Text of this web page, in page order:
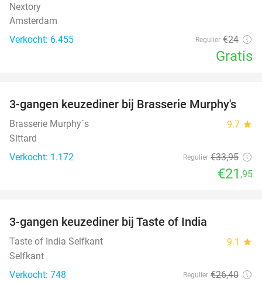
Nextory
Amsterdam
Verkocht: 6.455
Regulier €24
Gratis
35%
3-gangen keuzediner bij Brasserie Murphy's
Brasserie Murphy´s 9.7 star
Sittard
Verkocht: 1.172
Regulier €33,95
€21 ,95
3-gangen keuzediner bij Taste of India
Taste of India Selfkant 9.1 star
Selfkant
Verkocht: 748
Regulier €26,40